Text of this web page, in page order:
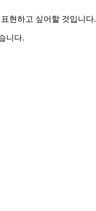
현하고 싶어할 것입니다.
니다.